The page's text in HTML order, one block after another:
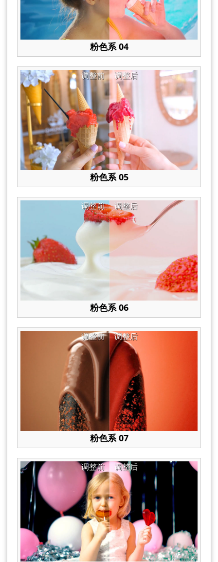
粉色系 04
调整后
调整前
粉色系 05
调整后
调整前
粉色系 06
调整后
调整前
粉色系 07
调整后
调整前